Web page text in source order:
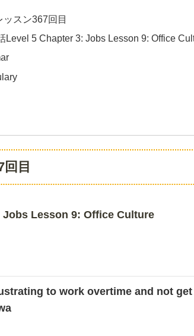
ッスン367回目
Level 5 Chapter 3: Jobs Lesson 9: Office
目
Jobs Lesson 9: Office Culture
to work overtime and not